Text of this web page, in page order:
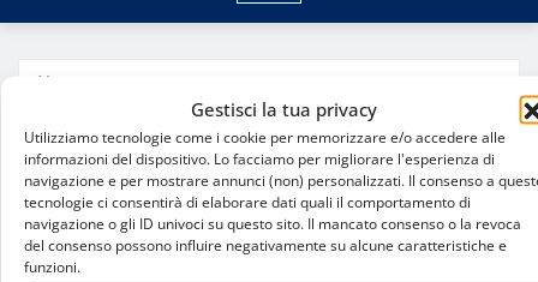
Gestisci la tua privacy
Utilizziamo tecnologie come i cookie per memorizzare e/o accedere alle
informazioni del dispositivo. Lo facciamo per migliorare l'esperienza di
navigazione e per mostrare annunci (non) personalizzati. Il consenso a
tecnologie ci consentirà di elaborare dati quali il comportamento di
navigazione o gli ID univoci su questo sito. Il mancato consenso o la revoca
del consenso possono influire negativamente su alcune caratteristiche e
funzioni.
Home
Finali della 5° edizione della El Porteño Golden Cup